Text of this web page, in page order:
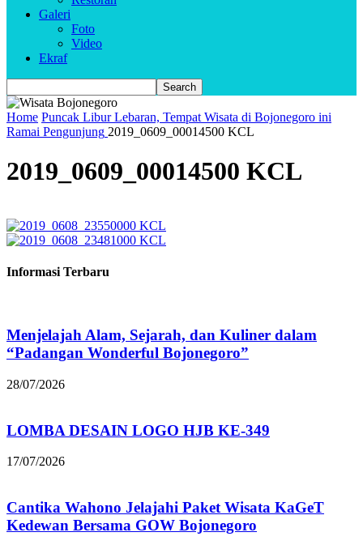
Galeri
Foto
Video
Ekraf
Home Puncak Libur Lebaran, Tempat Wisata di Bojonegoro ini
Ramai Pengunjung 2019_0609_00014500 KCL
2019_0609_00014500 KCL
Informasi Terbaru
Menjelajah Alam, Sejarah, dan Kuliner dalam
“Padangan Wonderful Bojonegoro”
28/07/2026
LOMBA DESAIN LOGO HJB KE-349
17/07/2026
Cantika Wahono Jelajahi Paket Wisata KaGeT
Kedewan Bersama GOW Bojonegoro